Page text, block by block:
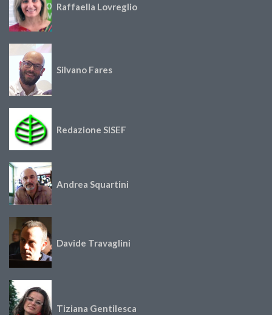
Raffaella Lovreglio
Silvano Fares
Redazione SISEF
Andrea Squartini
Davide Travaglini
Tiziana Gentilesca